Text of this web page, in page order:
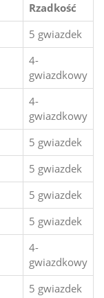
Rzadkość
5 gwiazdek
4-
gwiazdkowy
4-
gwiazdkowy
5 gwiazdek
5 gwiazdek
5 gwiazdek
5 gwiazdek
4-
gwiazdkowy
5 gwiazdek